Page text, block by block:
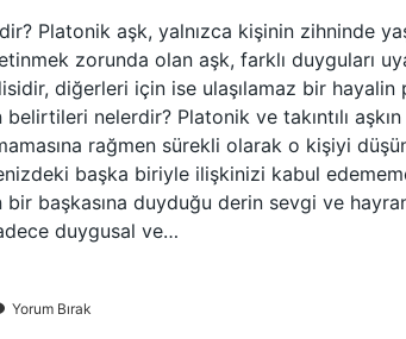
Platonik aşk, yalnızca kişinin zihninde
zorunda olan aşk, farklı duyguları
diğerleri için ise ulaşılamaz bir
nelerdir? Platonik ve takıntılı
rağmen sürekli olarak o kişiyi
başka biriyle ilişkinizi kabul
başkasına duyduğu derin sevgi ve
duygusal ve…
Yorum Bırak